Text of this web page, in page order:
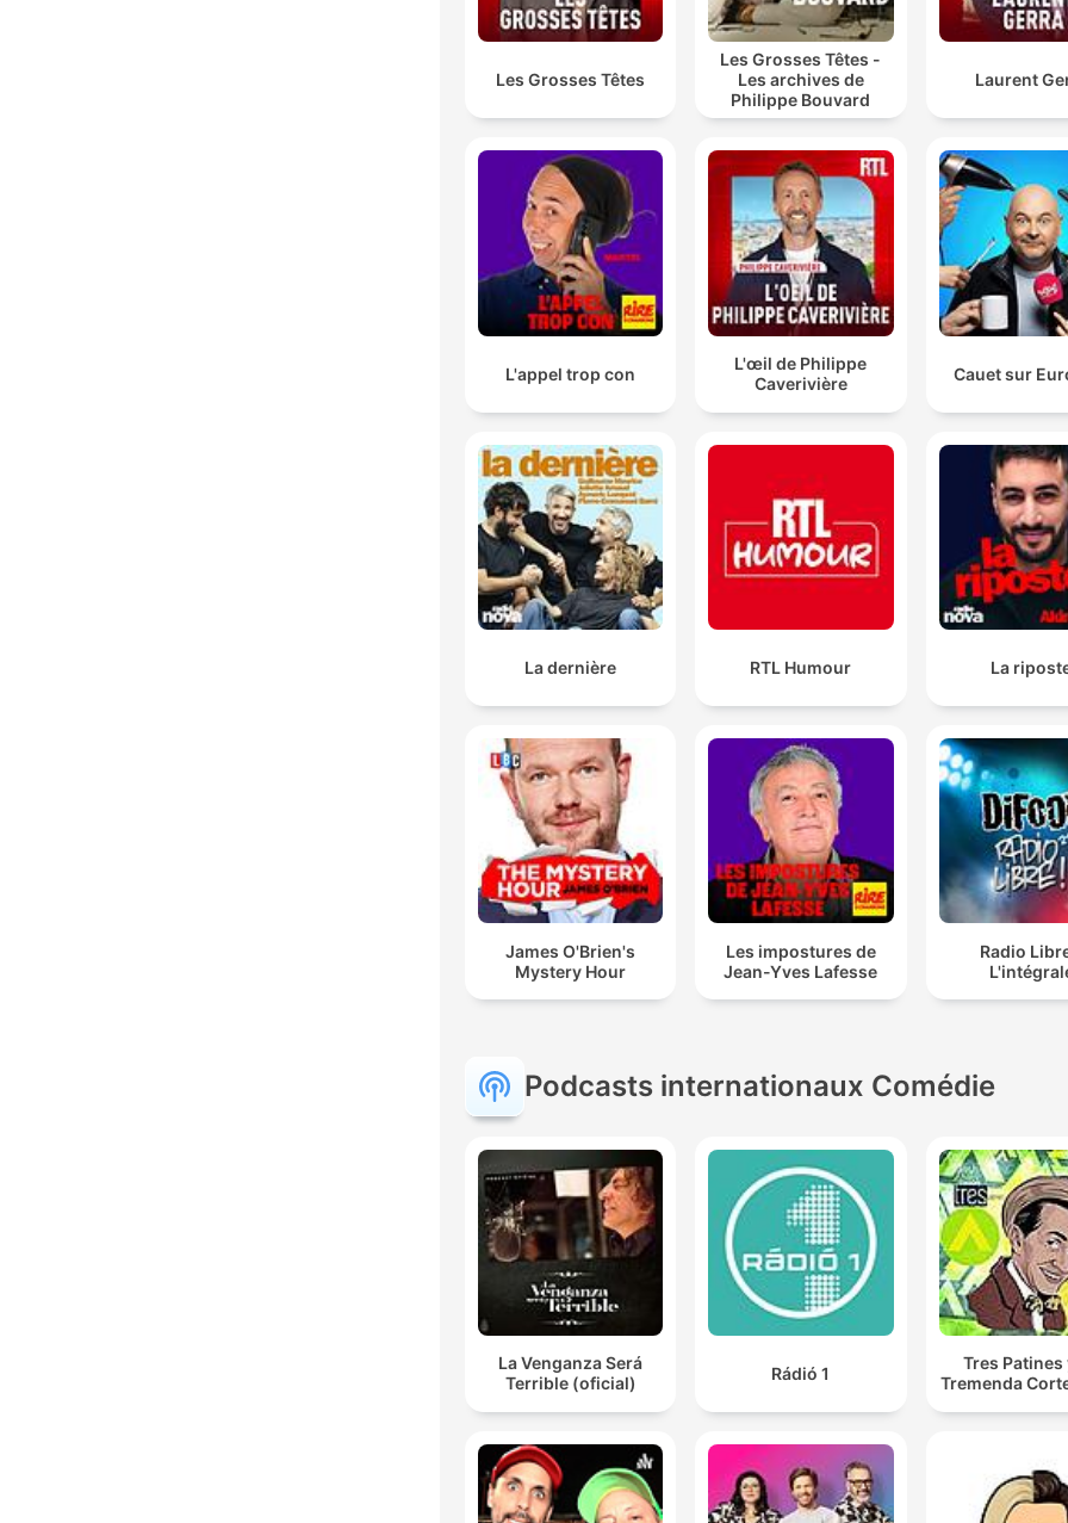
¡Felizas vacaciones, banda!
00:04:02 · El cierre del episodio con el anuncio del fin de la
temporada y el inicio del periodo vacacional.
Les Grosses Têtes
Les Grosses Têtes -
Les archives de
Philippe Bouvard
Laurent
L'appel trop con
L'œil de Philippe
Caverivière
Cauet sur
La dernière RTL Humour La
James O'Brien's
Mystery Hour
Les impostures de
Jean-Yves Lafesse
Radio
Podcasts internationaux Comédie
La Venganza Será
Terrible (oficial)
Rádió 1
Tres Patines
Tremenda